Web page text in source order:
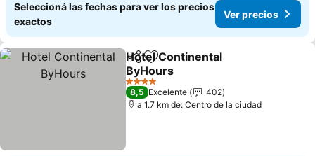
Seleccioná las fechas para ver los precios
exactos
Ver precios
CompartirAñadir a favoritos
Hotel Continental
ByHours
4 Estrellas
8,5 Excelente
402
a 1.7 km de: Centro de la ciudad